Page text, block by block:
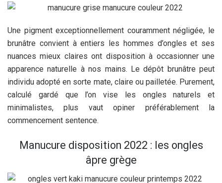
Une pigment exceptionnellement couramment négligée, le
brunâtre convient à entiers les hommes d’ongles et ses
nuances mieux claires ont disposition à occasionner une
apparence naturelle à nos mains. Le dépôt brunâtre peut
individu adopté en sorte mate, claire ou pailletée. Purement,
calculé gardé que l’on vise les ongles naturels et
minimalistes, plus vaut opiner préférablement la
commencement sentence.
Manucure disposition 2022 : les ongles
âpre grège